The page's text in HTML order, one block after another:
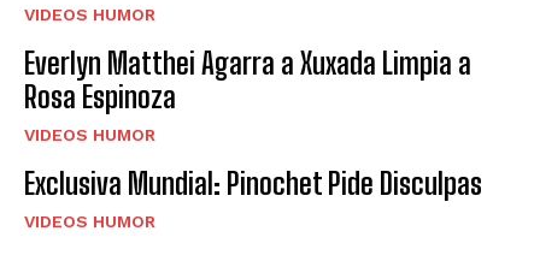
VIDEOS HUMOR
Everlyn Matthei Agarra a Xuxada Limpia a
Rosa Espinoza
VIDEOS HUMOR
Exclusiva Mundial: Pinochet Pide Disculpas
VIDEOS HUMOR